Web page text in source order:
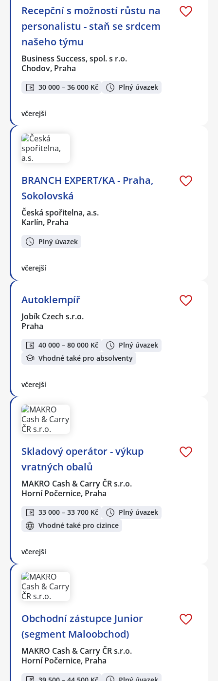
Recepční s možností růstu na
personalistu - staň se srdcem
našeho týmu
Business Success, spol. s r.o.
Chodov, Praha
30 000 – 36 000 Kč Plný úvazek
včerejší
BRANCH EXPERT/KA - Praha,
Sokolovská
Česká spořitelna, a.s.
Karlín, Praha
Plný úvazek
včerejší
Autoklempíř
Jobík Czech s.r.o.
Praha
40 000 – 80 000 Kč
Plný úvazek
Vhodné také pro absolventy
včerejší
Skladový operátor - výkup
vratných obalů
MAKRO Cash & Carry ČR s.r.o.
Horní Počernice, Praha
33 000 – 33 700 Kč
Plný úvazek
Vhodné také pro cizince
včerejší
Obchodní zástupce Junior
(segment Maloobchod)
MAKRO Cash & Carry ČR s.r.o.
Horní Počernice, Praha